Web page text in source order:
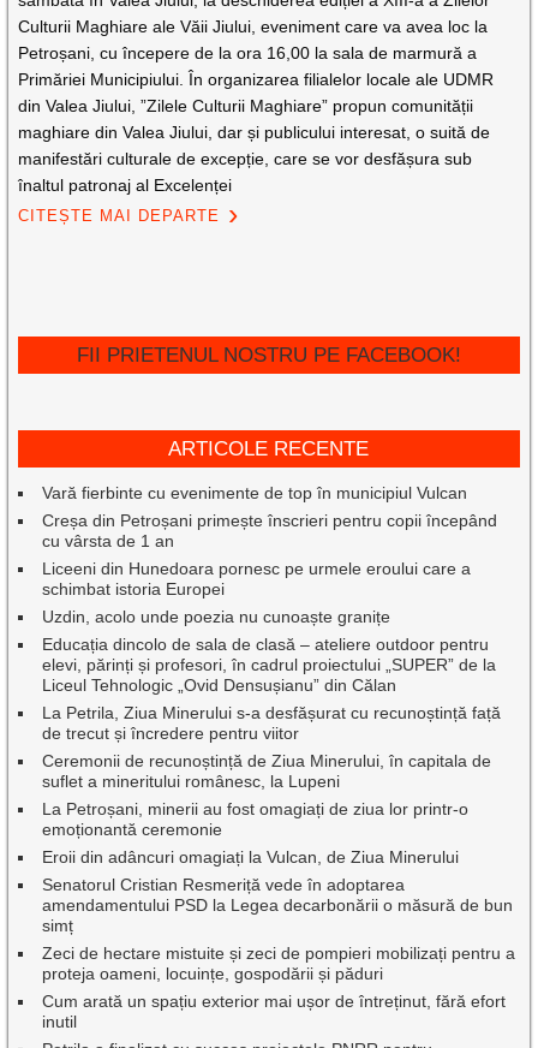
Culturii Maghiare ale Văii Jiului, eveniment care va avea loc la
Petroșani, cu începere de la ora 16,00 la sala de marmură a
Primăriei Municipiului. În organizarea filialelor locale ale UDMR
din Valea Jiului, ”Zilele Culturii Maghiare” propun comunității
maghiare din Valea Jiului, dar și publicului interesat, o suită de
manifestări culturale de excepție, care se vor desfășura sub
înaltul patronaj al Excelenței
CITEȘTE MAI DEPARTE
FII PRIETENUL NOSTRU PE FACEBOOK!
ARTICOLE RECENTE
Vară fierbinte cu evenimente de top în municipiul Vulcan
Creșa din Petroșani primește înscrieri pentru copii începând
cu vârsta de 1 an
Liceeni din Hunedoara pornesc pe urmele eroului care a
schimbat istoria Europei
Uzdin, acolo unde poezia nu cunoaște granițe
Educația dincolo de sala de clasă – ateliere outdoor pentru
elevi, părinți și profesori, în cadrul proiectului „SUPER” de la
Liceul Tehnologic „Ovid Densușianu” din Călan
La Petrila, Ziua Minerului s-a desfășurat cu recunoștință față
de trecut și încredere pentru viitor
Ceremonii de recunoștință de Ziua Minerului, în capitala de
suflet a mineritului românesc, la Lupeni
La Petroșani, minerii au fost omagiați de ziua lor printr-o
emoționantă ceremonie
Eroii din adâncuri omagiați la Vulcan, de Ziua Minerului
Senatorul Cristian Resmeriță vede în adoptarea
amendamentului PSD la Legea decarbonării o măsură de bun
simț
Zeci de hectare mistuite și zeci de pompieri mobilizați pentru a
proteja oameni, locuințe, gospodării și păduri
Cum arată un spațiu exterior mai ușor de întreținut, fără efort
inutil